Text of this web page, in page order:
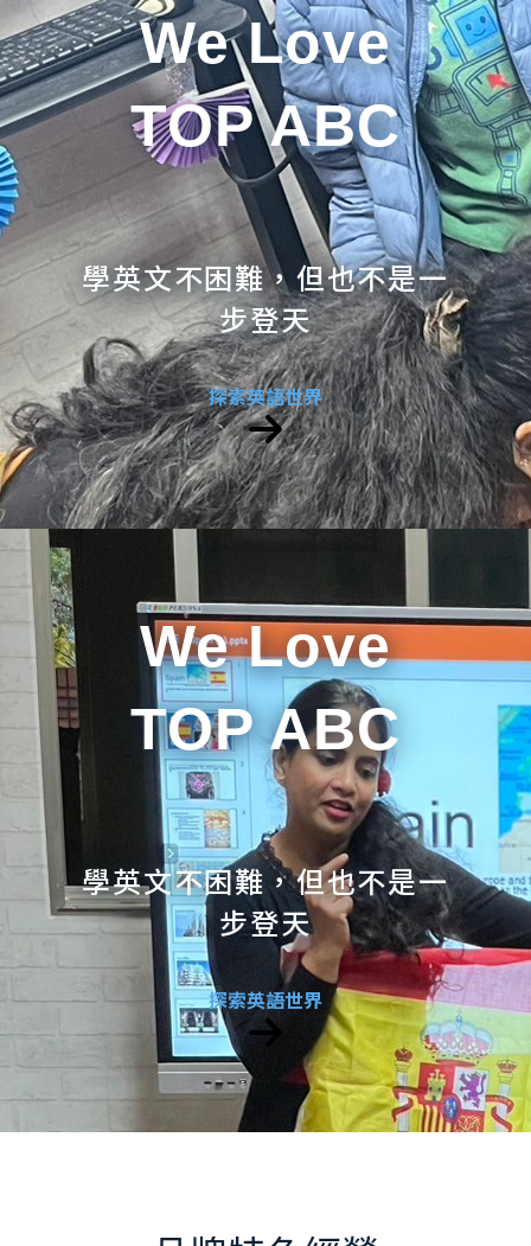
We Love
TOP ABC
學英文不困難，但也不是一
步登天
探索英語世界
We Love
TOP ABC
學英文不困難，但也不是一
步登天
探索英語世界